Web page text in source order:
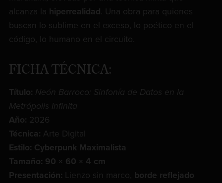
alcanza la hiperrealidad . Una obra para quienes
buscan lo sublime en el exceso, lo poético en el
código, lo humano en el circuito.
FICHA TÉCNICA:
Título: Neón Barroco: Sinfonía de Datos en la
Metrópolis Infinita
Año: 2026
Técnica: Arte Digital
Estilo: Cyberpunk Maximalista
Tamaño: 90 × 60 × 4 cm
Presentación: Lienzo sin marco, borde reflejado